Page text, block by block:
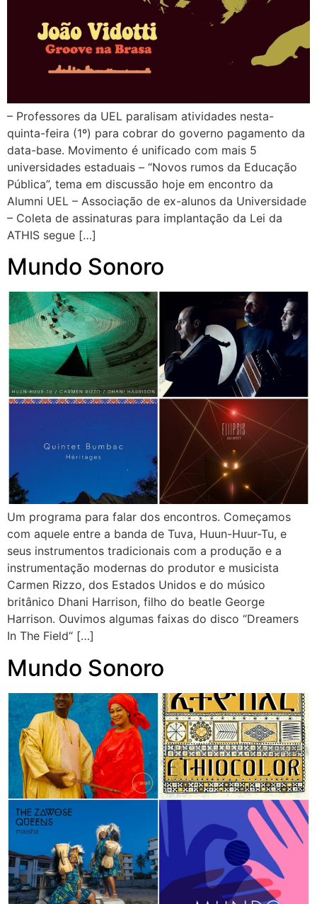
– Professores da UEL paralisam atividades nesta-
quinta-feira (1º) para cobrar do governo pagamento da
data-base. Movimento é unificado com mais 5
universidades estaduais – “Novos rumos da Educação
Pública”, tema em discussão hoje em encontro da
Alumni UEL – Associação de ex-alunos da Universidade
– Coleta de assinaturas para implantação da Lei da
ATHIS segue […]
Mundo Sonoro
Um programa para falar dos encontros. Começamos
com aquele entre a banda de Tuva, Huun-Huur-Tu, e
seus instrumentos tradicionais com a produção e a
instrumentação modernas do produtor e musicista
Carmen Rizzo, dos Estados Unidos e do músico
britânico Dhani Harrison, filho do beatle George
Harrison. Ouvimos algumas faixas do disco “Dreamers
In The Field“ […]
Mundo Sonoro